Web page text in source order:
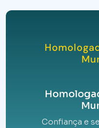
Confiança e